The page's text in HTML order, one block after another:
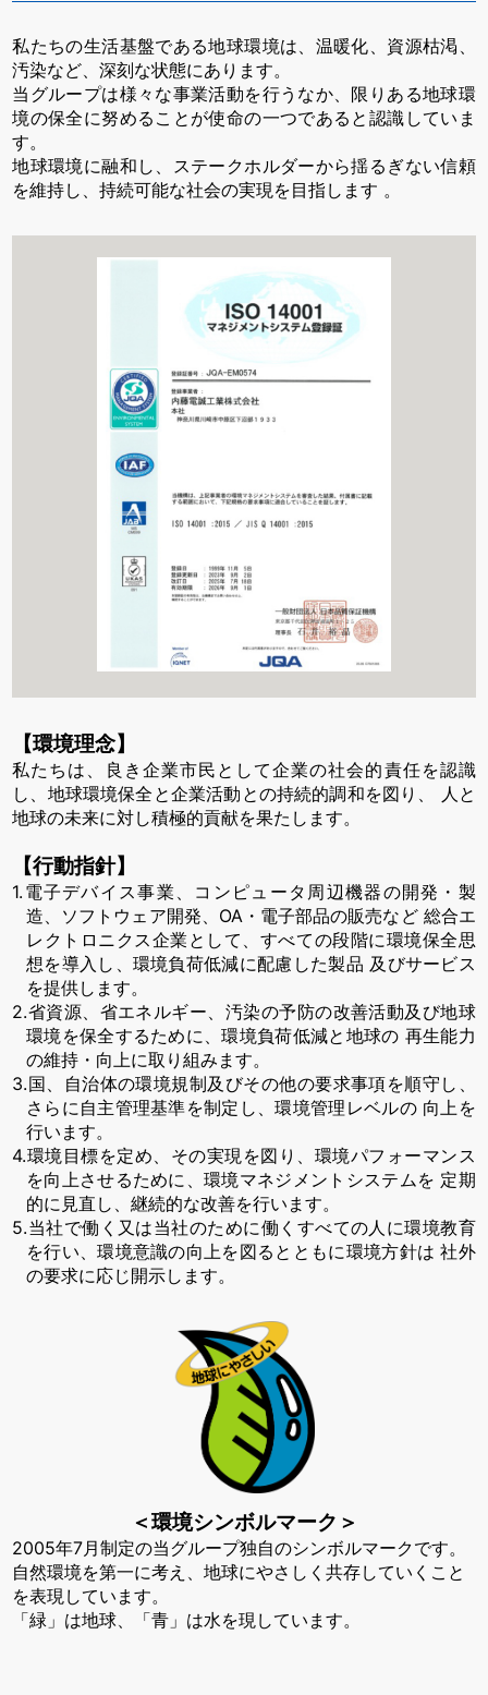
私たちの生活基盤である地球環境は、温暖化、資源枯渇、
汚染など、深刻な状態にあります。
当グループは様々な事業活動を行うなか、限りある地球環
境の保全に努めることが使命の一つであると認識していま
す。
地球環境に融和し、ステークホルダーから揺るぎない信頼
を維持し、持続可能な社会の実現を目指します 。
【環境理念】
私たちは、良き企業市民として企業の社会的責任を認識
し、地球環境保全と企業活動との持続的調和を図り、
人と
地球の未来に対し積極的貢献を果たします。
【行動指針】
1.電子デバイス事業、コンピュータ周辺機器の開発・製
造、ソフトウェア開発、OA・電子部品の販売など総合エ
レクトロニクス企業として、すべての段階に環境保全思
想を導入し、環境負荷低減に配慮した製品 及びサービス
を提供します。
2.省資源、省エネルギー、汚染の予防の改善活動及び地球
環境を保全するために、環境負荷低減と地球の 再生能力
の維持・向上に取り組みます。
3.国、自治体の環境規制及びその他の要求事項を順守し、
さらに自主管理基準を制定し、環境管理レベルの向上を
行います。
4.環境目標を定め、その実現を図り、環境パフォーマンス
を向上させるために、環境マネジメントシステムを 定期
的に見直し、継続的な改善を行います。
5.当社で働く又は当社のために働くすべての人に環境教育
を行い、環境意識の向上を図るとともに環境方針は 社外
の要求に応じ開示します。
＜環境シンボルマーク＞
2005年7月制定の当グループ独自のシンボルマークです。
自然環境を第一に考え、地球にやさしく共存していくこと
を表現しています。
「緑」は地球、「青」は水を現しています。